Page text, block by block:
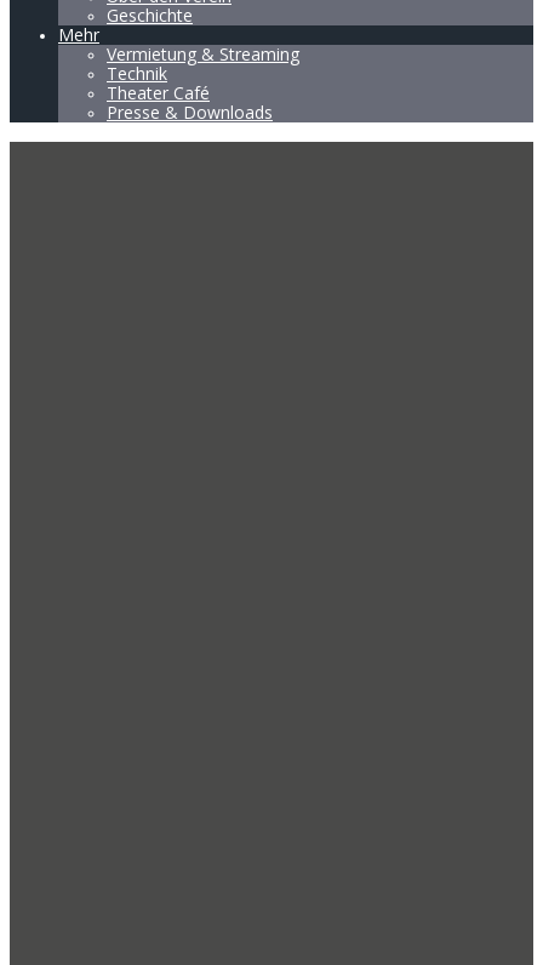
Geschichte
Mehr
Vermietung & Streaming
Technik
Theater Café
Presse & Downloads